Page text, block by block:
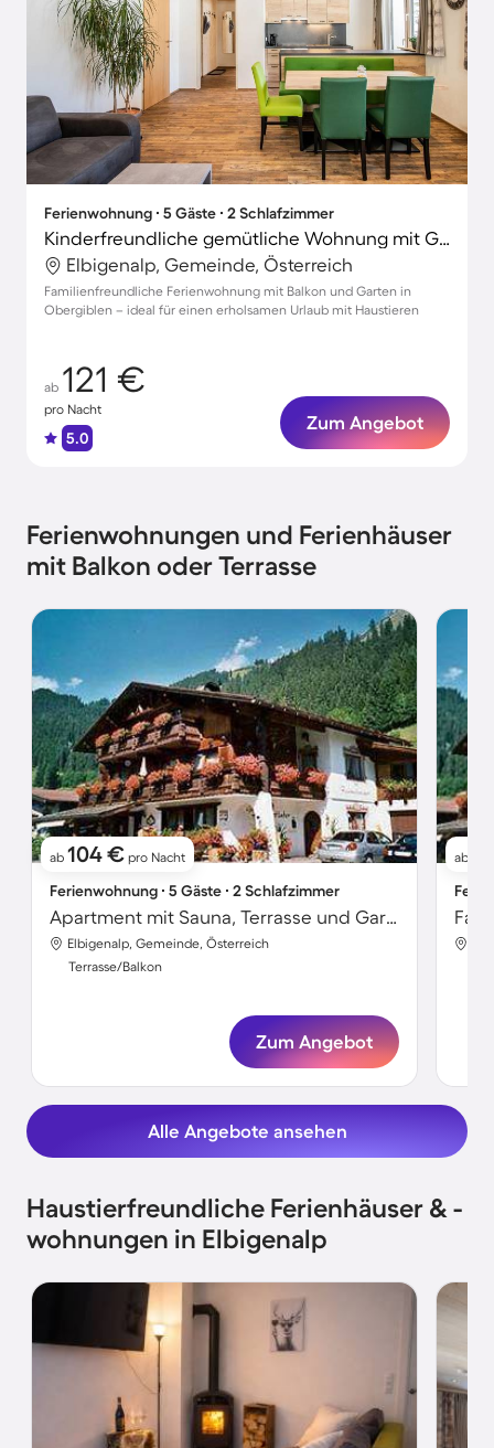
Ferienwohnung ∙ 5 Gäste ∙ 2 Schlafzimmer
Kinderfreundliche gemütliche Wohnung mit Grill und Garten | Haustierfreundlich
Elbigenalp, Gemeinde, Österreich
Familienfreundliche Ferienwohnung mit Balkon und Garten in
Obergiblen – ideal für einen erholsamen Urlaub mit Haustieren
ab 121 €
pro Nacht
5.0
Zum Angebot
Ferienwohnungen und Ferienhäuser
mit Balkon oder Terrasse
ab 104 € pro Nacht
Ferienwohnung ∙ 5 Gäste ∙ 2 Schlafzimmer
Apartment mit Sauna, Terrasse und Garten
Elbigenalp, Gemeinde, Österreich
Terrasse/Balkon
Zum Angebot
ab
Alle Angebote ansehen
Haustierfreundliche Ferienhäuser & -
wohnungen in Elbigenalp